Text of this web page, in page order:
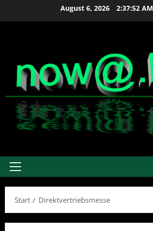
August 6, 2026 2:37:52 AM
Primäres
Start
Direktvertriebsmesse